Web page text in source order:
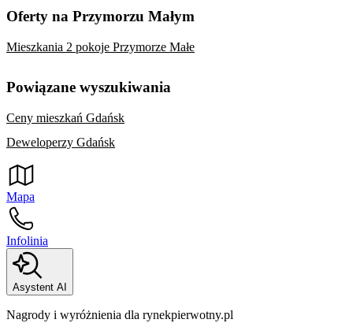
Oferty na Przymorzu Małym
Mieszkania 2 pokoje Przymorze Małe
Powiązane wyszukiwania
Ceny mieszkań Gdańsk
Deweloperzy Gdańsk
Mapa
Infolinia
Asystent AI
Nagrody i wyróżnienia dla rynekpierwotny.pl